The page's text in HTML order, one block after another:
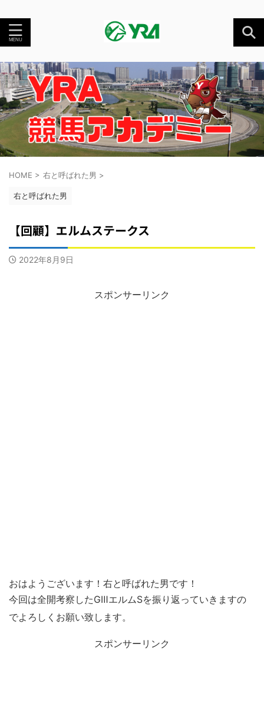
HOME > 右と呼ばれた男 >
右と呼ばれた男
【回顧】エルムステークス
2022年8月9日
スポンサーリンク
おはようございます！右と呼ばれた男です！
今回は全開考察したGⅢエルムSを振り返っていきますの
でよろしくお願い致します。
スポンサーリンク